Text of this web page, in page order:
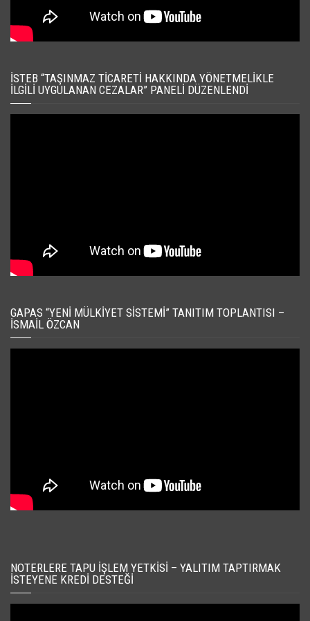
İSTEB “TAŞINMAZ TICARETI HAKKINDA YÖNETMELIKLE
İLGILI UYGULANAN CEZALAR” PANELI DÜZENLENDI
GAPAS “YENI MÜLKIYET SISTEMI” TANITIM TOPLANTISI –
İSMAIL ÖZCAN
NOTERLERE TAPU İŞLEM YETKISI – YALITIM TAPTIRMAK
İSTEYENE KREDI DESTEĞI